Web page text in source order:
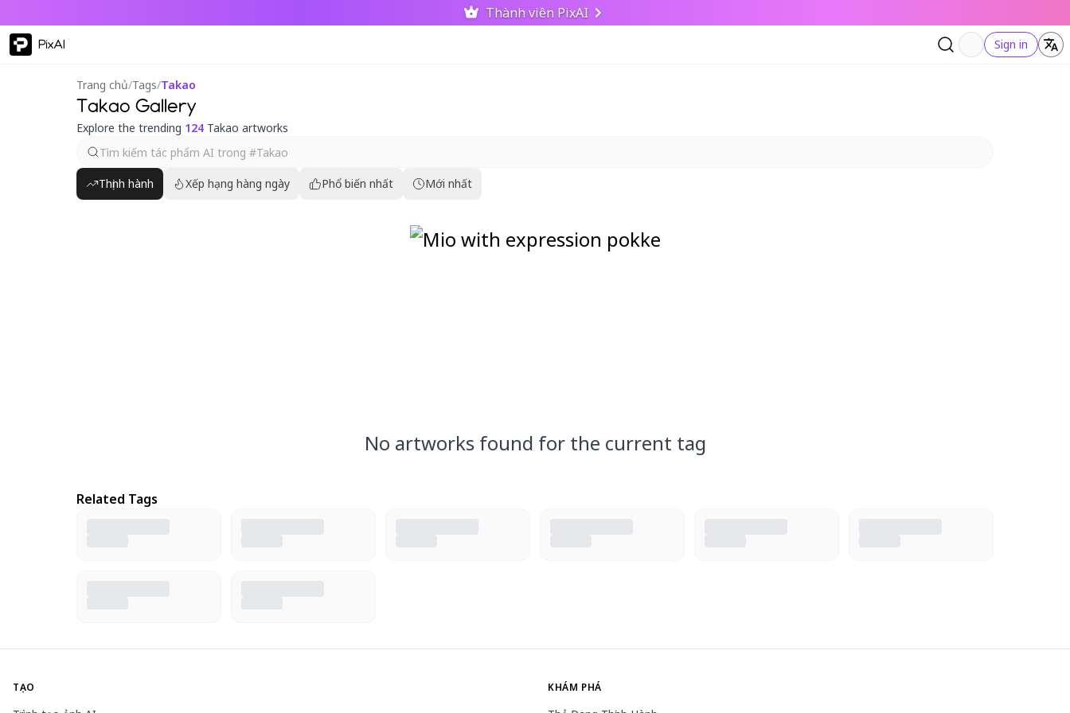
Thành viên PixAI
PixAI Sign in
Trang chủ/Tags/Takao
Takao Gallery
Explore the trending 124 Takao artworks
Thịnh hành Xếp hạng hàng ngày Phổ biến nhất Mới nhất
No artworks found for the current tag
Related Tags
TẠO KHÁM PHÁ